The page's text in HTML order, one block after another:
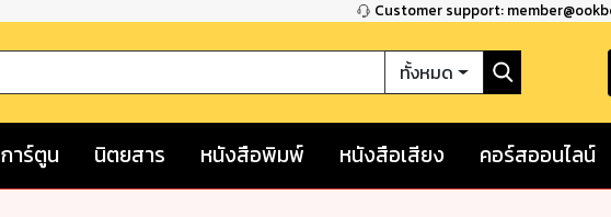
Customer support:
ทั้งหมด
การ์ตูน นิตยสาร หนังสือพิมพ์ หนังสือเสียง คอร์สออนไลน์